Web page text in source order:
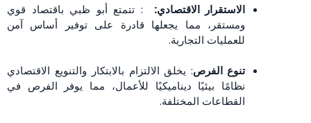
الاستقرار الاقتصادي:
: تتمتع أبو ظبي باقتصاد قوي
ومستقر، مما يجعلها قادرة على توفير أساس آمن
للعمليات التجارية.
تنوع الفرص: يخلق الالتزام بالابتكار والتنويع الاقتصادي
نظامًا بيئيًا ديناميكيًا للأعمال، مما يوفر الفرص في
القطاعات المختلفة.